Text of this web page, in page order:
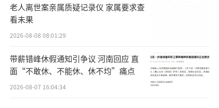
老人离世案亲属质疑记录仪 家属要求查
看未果
2026-08-08 08:01:29
带薪错峰休假通知引争议 河南回应 直
面“不敢休、不能休、休不均”痛点
2026-08-07 16:04:34